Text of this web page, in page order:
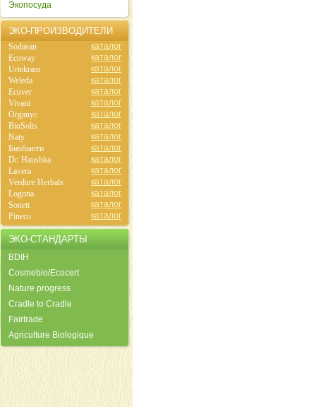
Экопосуда
ЭКО-ПРОИЗВОДИТЕЛИ
Sodasan
каталог
Ecoway
каталог
Urtekram
каталог
Weleda
каталог
Ecover
каталог
Vivani
каталог
Organyc
каталог
BioSolis
каталог
Naty
каталог
Биобьюти
каталог
Dr. Haushka
каталог
Lavera
каталог
Verdure Herbals
каталог
Logona
каталог
Sonett
каталог
Pineco
каталог
ЭКО-СТАНДАРТЫ
BDIH
Cosmebio/Ecocert
Nature progress
Cradle to Cradle
Fairtrade
Agriculture Biologique